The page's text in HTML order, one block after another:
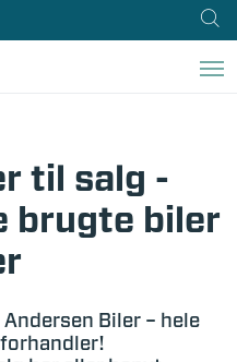
til salg -
brugte biler
Biler – hele